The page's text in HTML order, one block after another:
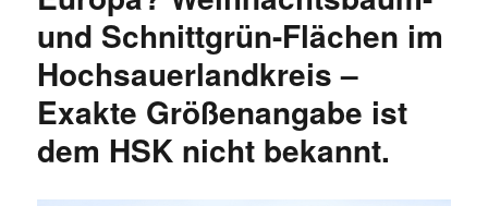
und Schnittgrün-Flächen im
Hochsauerlandkreis –
Exakte Größenangabe ist
dem HSK nicht bekannt.